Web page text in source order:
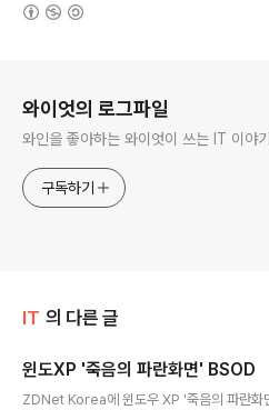
와이엇의 로그파일
와인을 좋아하는 와이엇이 쓰는 IT 이야기
구독하기
IT 의 다른 글
윈도XP '죽음의 파란화면' BSOD
ZDNet Korea에 윈도우 XP '죽음의 파란화